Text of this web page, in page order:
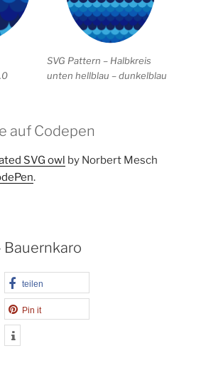
SVG Pattern – Halbkreis
unten hellblau – dunkelblau
auf Codepen
SVG owl by Norbert Mesch
.
Bauernkaro
teilen
Pin it